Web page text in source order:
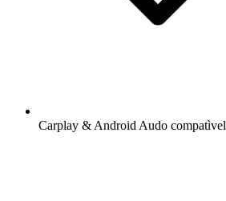
Carplay & Android Audo compatìvel